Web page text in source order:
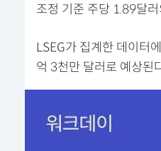
조정 기준 주당 1.89달
LSEG가 집계한 데이터
억 3천만 달러로 예상된